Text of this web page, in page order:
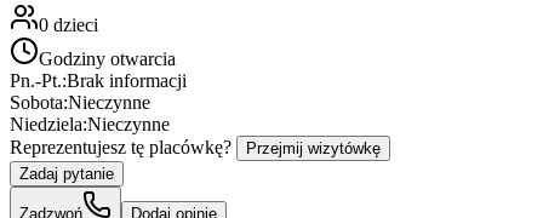
0 dzieci
Godziny otwarcia
Pn.-Pt.:Brak informacji
Sobota:Nieczynne
Niedziela:Nieczynne
Reprezentujesz tę placówkę?
Przejmij wizytówkę
Zadaj pytanie
Zadzwoń Dodaj opinię